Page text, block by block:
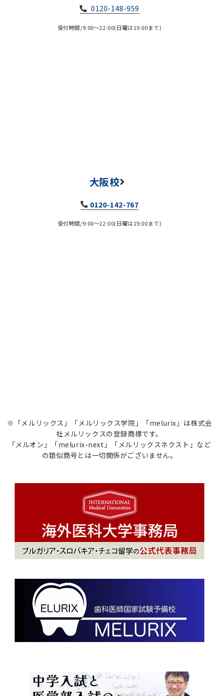
0120-148-959
受付時間/9:00～22:00(日曜は19:00まで)
大阪校
0120-142-767
受付時間/9:00～22:00(日曜は19:00まで)
※「メルリックス」「メルリックス学院」「melurix」は株式会
社メルリックスの登録商標です。
「メルオン」「melurix-next」「メルリックスネクスト」など
の類似商号とは一切関係がございません。